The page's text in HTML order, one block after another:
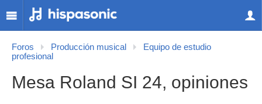
Foros Producción musical
Equipo de estudio
profesional
Mesa Roland SI 24, opiniones